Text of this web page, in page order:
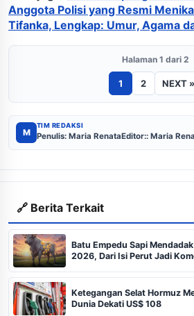
Anggota Polisi yang Resmi
Tifanka, Lengkap: Umur, Agama
Halaman 1 dari 2
1 2 NEXT »
M
TIM REDAKSI
Penulis: Maria RenataEditor:: Maria
🔗 Berita Terkait
Batu Empedu Sapi
2026, Dari Isi Perut Jadi
Ketegangan Selat Hormuz
Dunia Dekati US$ 108